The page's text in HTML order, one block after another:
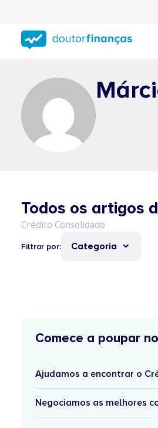
conteúdo
principal
Todos os artigos
Filtrar por: Categoria
Comece a poupar
Ajudamos a encontrar o
Negociamos as melhores